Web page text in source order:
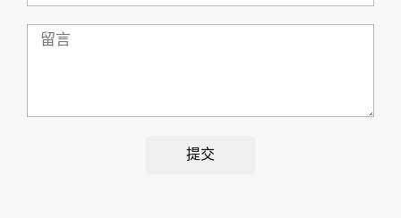
留
提交